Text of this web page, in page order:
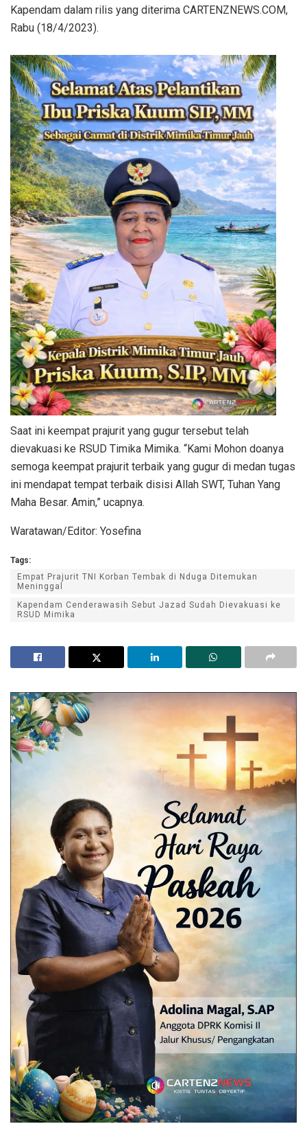
Kapendam dalam rilis yang diterima CARTENZNEWS.COM,
Rabu (18/4/2023).
Saat ini keempat prajurit yang gugur tersebut telah
dievakuasi ke RSUD Timika Mimika. “Kami Mohon doanya
semoga keempat prajurit terbaik yang gugur di medan tugas
ini mendapat tempat terbaik disisi Allah SWT, Tuhan Yang
Maha Besar. Amin,” ucapnya.
Waratawan/Editor: Yosefina
Tags:
Empat Prajurit TNI Korban Tembak di Nduga Ditemukan
Meninggal
Kapendam Cenderawasih Sebut Jazad Sudah Dievakuasi ke
RSUD Mimika